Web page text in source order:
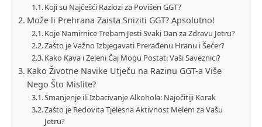
Koji su Najčešći Razlozi za Povišen GGT?
Može li Prehrana Zaista Sniziti GGT? Apsolutno!
Koje Namirnice Trebam Jesti Svaki Dan za Zdravu Jetru?
Zašto je Važno Izbjegavati Prerađenu Hranu i Šećer?
Kako Kava i Zeleni Čaj Mogu Postati Vaši Saveznici?
Kako Životne Navike Utječu na Razinu GGT-a Više
Nego Što Mislite?
Smanjenje ili Izbacivanje Alkohola: Najočitiji Korak
Zašto je Redovita Tjelesna Aktivnost Melem za Vašu
Jetru?